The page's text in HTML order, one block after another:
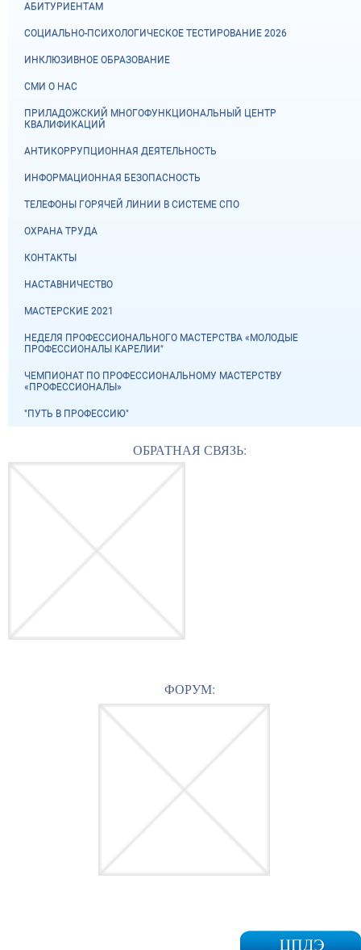
АБИТУРИЕНТАМ
СОЦИАЛЬНО-ПСИХОЛОГИЧЕСКОЕ ТЕСТИРОВАНИЕ 2026
ИНКЛЮЗИВНОЕ ОБРАЗОВАНИЕ
СМИ О НАС
ПРИЛАДОЖСКИЙ МНОГОФУНКЦИОНАЛЬНЫЙ ЦЕНТР
КВАЛИФИКАЦИЙ
АНТИКОРРУПЦИОННАЯ ДЕЯТЕЛЬНОСТЬ
ИНФОРМАЦИОННАЯ БЕЗОПАСНОСТЬ
ТЕЛЕФОНЫ ГОРЯЧЕЙ ЛИНИИ В СИСТЕМЕ СПО
ОХРАНА ТРУДА
КОНТАКТЫ
НАСТАВНИЧЕСТВО
МАСТЕРСКИЕ 2021
НЕДЕЛЯ ПРОФЕССИОНАЛЬНОГО МАСТЕРСТВА «МОЛОДЫЕ
ПРОФЕССИОНАЛЫ КАРЕЛИИ"
ЧЕМПИОНАТ ПО ПРОФЕССИОНАЛЬНОМУ МАСТЕРСТВУ
«ПРОФЕССИОНАЛЫ»
"ПУТЬ В ПРОФЕССИЮ"
ОБРАТНАЯ СВЯЗЬ:
ФОРУМ: